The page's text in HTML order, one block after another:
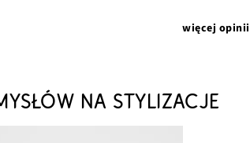
więcej opinii
NA STYLIZACJE